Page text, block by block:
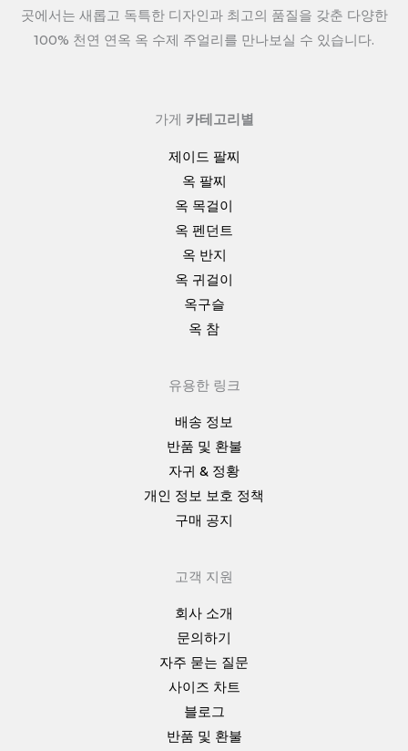
곳에서는 새롭고 독특한 디자인과 최고의 품질을 갖춘 다양한
100% 천연 연옥 옥 수제 주얼리를 만나보실 수 있습니다.
가게 카테고리별
제이드 팔찌
옥 팔찌
옥 목걸이
옥 펜던트
옥 반지
옥 귀걸이
옥구슬
옥 참
유용한 링크
배송 정보
반품 및 환불
자귀 & 정황
개인 정보 보호 정책
구매 공지
고객 지원
회사 소개
문의하기
자주 묻는 질문
사이즈 차트
블로그
반품 및 환불